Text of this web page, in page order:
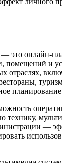
это онлайн-
помещений и
отраслях,
планирование
технику,
—